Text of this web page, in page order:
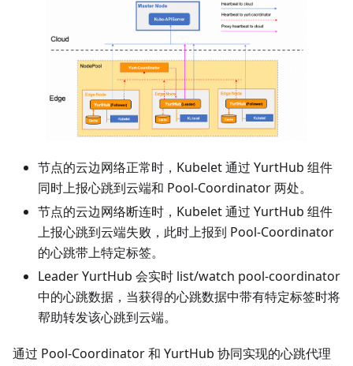
节点的云边网络正常时，Kubelet 通过 YurtHub 组件
同时上报心跳到云端和 Pool-Coordinator 两处。
节点的云边网络断连时，Kubelet 通过 YurtHub 组件
上报心跳到云端失败，此时上报到 Pool-Coordinator
的心跳带上特定标签。
Leader YurtHub 会实时 list/watch pool-coordinator
中的心跳数据，当获得的心跳数据中带有特定标签时将
帮助转发该心跳到云端。
通过 Pool-Coordinator 和 YurtHub 协同实现的心跳代理